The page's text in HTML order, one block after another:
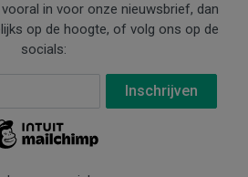
in voor onze nieuwsbrief, dan
op de hoogte, of volg ons op de
socials: